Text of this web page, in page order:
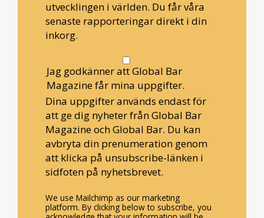
utvecklingen i världen. Du får våra
senaste rapporteringar direkt i din
inkorg.
Jag godkänner att Global Bar
Magazine får mina uppgifter.
Dina uppgifter används endast för
att ge dig nyheter från Global Bar
Magazine och Global Bar. Du kan
avbryta din prenumeration genom
att klicka på unsubscribe-länken i
sidfoten på nyhetsbrevet.
We use Mailchimp as our marketing
platform. By clicking below to subscribe, you